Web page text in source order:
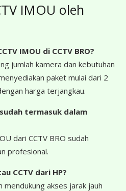
IMOU oleh
IMOU di CCTV BRO?
jumlah kamera dan kebutuhan
paket mulai dari 2
harga terjangkau.
termasuk dalam
dari CCTV BRO sudah
profesional.
CCTV dari HP?
akses jarak jauh